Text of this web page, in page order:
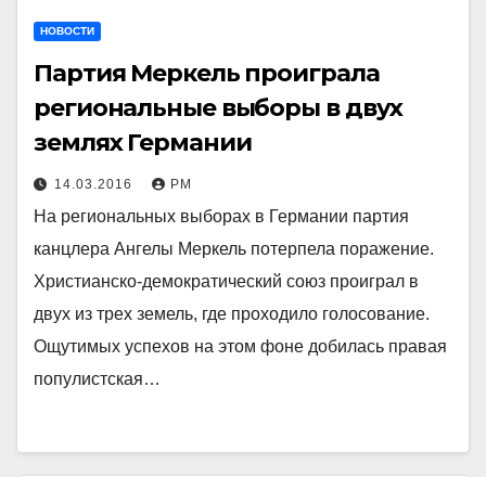
НОВОСТИ
Партия Меркель проиграла
региональные выборы в двух
землях Германии
14.03.2016 РМ
На региональных выборах в Германии партия
канцлера Ангелы Меркель потерпела поражение.
Христианско-демократический союз проиграл в
двух из трех земель, где проходило голосование.
Ощутимых успехов на этом фоне добилась правая
популистская…